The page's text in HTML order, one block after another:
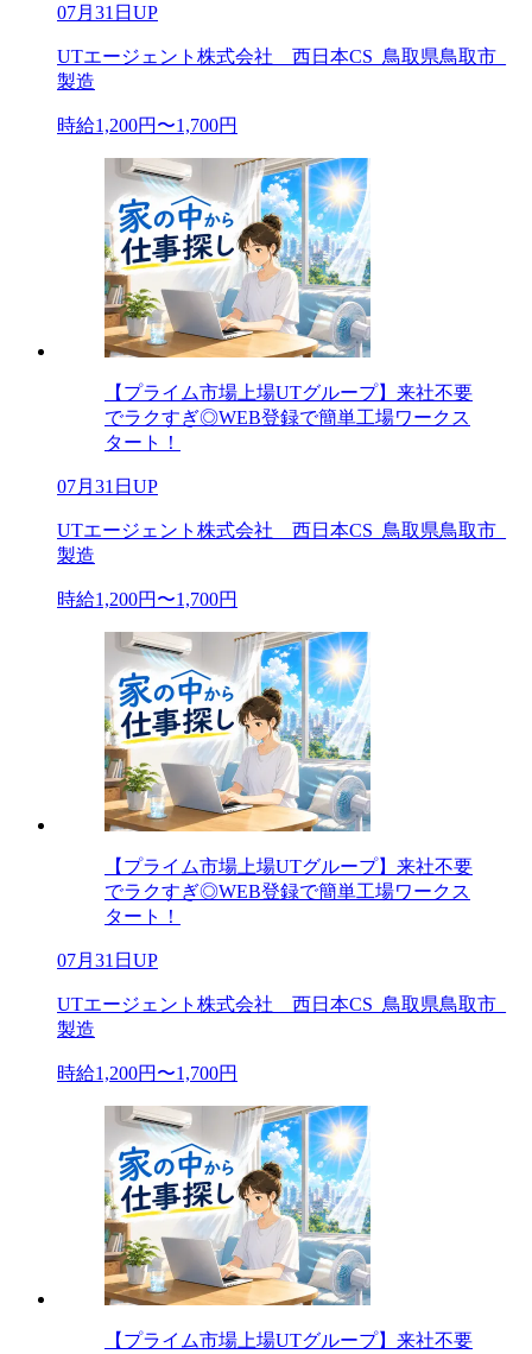
07月31日UP
UTエージェント株式会社 西日本CS_鳥取県鳥取市_
製造
時給1,200円〜1,700円
【プライム市場上場UTグループ】来社不要
でラクすぎ◎WEB登録で簡単工場ワークス
タート！
07月31日UP
UTエージェント株式会社 西日本CS_鳥取県鳥取市_
製造
時給1,200円〜1,700円
【プライム市場上場UTグループ】来社不要
でラクすぎ◎WEB登録で簡単工場ワークス
タート！
07月31日UP
UTエージェント株式会社 西日本CS_鳥取県鳥取市_
製造
時給1,200円〜1,700円
【プライム市場上場UTグループ】来社不要